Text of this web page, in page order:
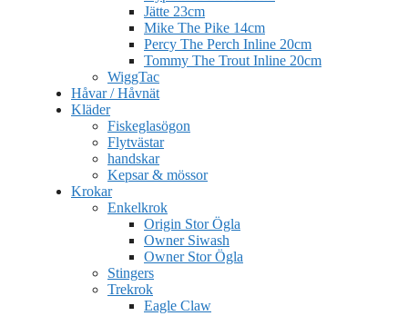
Jätte 23cm
Mike The Pike 14cm
Percy The Perch Inline 20cm
Tommy The Trout Inline 20cm
WiggTac
Håvar / Håvnät
Kläder
Fiskeglasögon
Flytvästar
handskar
Kepsar & mössor
Krokar
Enkelkrok
Origin Stor Ögla
Owner Siwash
Owner Stor Ögla
Stingers
Trekrok
Eagle Claw